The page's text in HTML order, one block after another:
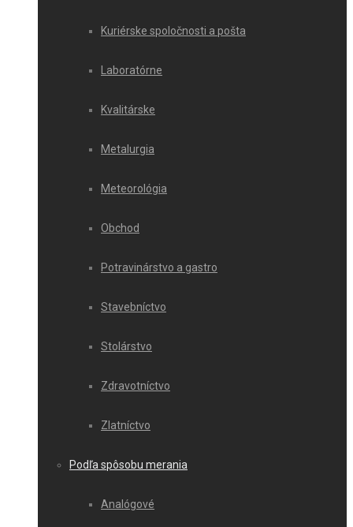
Kuriérske spoločnosti a pošta
Laboratórne
Kvalitárske
Metalurgia
Meteorológia
Obchod
Potravinárstvo a gastro
Stavebníctvo
Stolárstvo
Zdravotníctvo
Zlatníctvo
Podľa spôsobu merania
Analógové